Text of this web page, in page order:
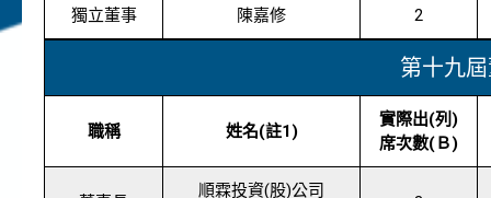
獨立董事 陳嘉修 2
第十九
職稱 姓名(註1)
實際出(列)
席次數(Ｂ)
順霖投資(股)公司